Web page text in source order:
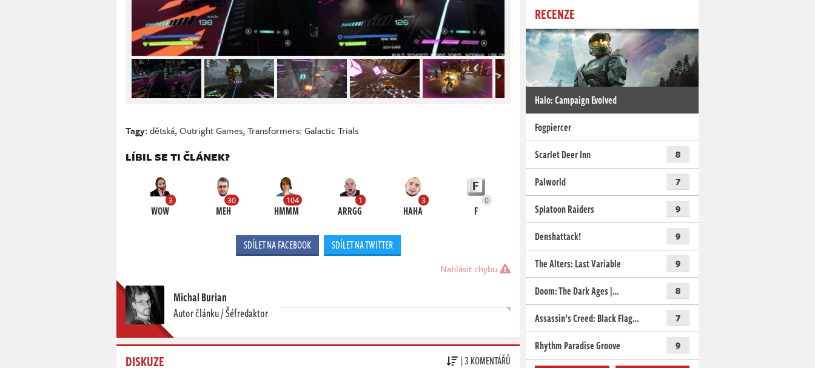
Tagy:dětská,Outright Games,Transformers: Galactic Trials
LÍBIL SE TI ČLÁNEK?
3
WOW
30
MEH
104
HMMM
1
ARRGG
3
HAHA
0
F
SDÍLET NA FACEBOOK SDÍLET NA TWITTER
Nahlásit chybu
Michal Burian
Autor článku / Šéfredaktor
DISKUZE | 3 KOMENTÁŘŮ
RECENZE
Halo: Campaign Evolved
Fogpiercer
Scarlet Deer Inn
8
Palworld 7
Splatoon Raiders 9
Denshattack! 9
The Alters: Last Variable 9
Doom: The Dark Ages |… 8
Assassin’s Creed: Black Flag… 7
Rhythm Paradise Groove 9